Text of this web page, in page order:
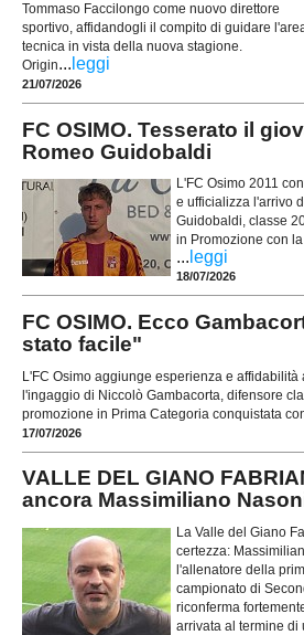
Tommaso Faccilongo come nuovo direttore
sportivo, affidandogli il compito di guidare
tecnica in vista della nuova stagione.
Origin... leggi
21/07/2026
FC OSIMO. Tesserato il
Romeo Guidobaldi
L'FC Osimo 2011
e ufficializza l'arrivo
Guidobaldi, classe
in Promozione con
... leggi
18/07/2026
FC OSIMO. Ecco
stato facile"
L'FC Osimo aggiunge esperienza e affidabilità
l'ingaggio di Niccolò Gambacorta, difensore
promozione in Prima Categoria conquistata
17/07/2026
VALLE DEL GIANO
ancora Massimiliano
La Valle del Giano
certezza:
l'allenatore della
campionato di
riconferma
arrivata al termine di